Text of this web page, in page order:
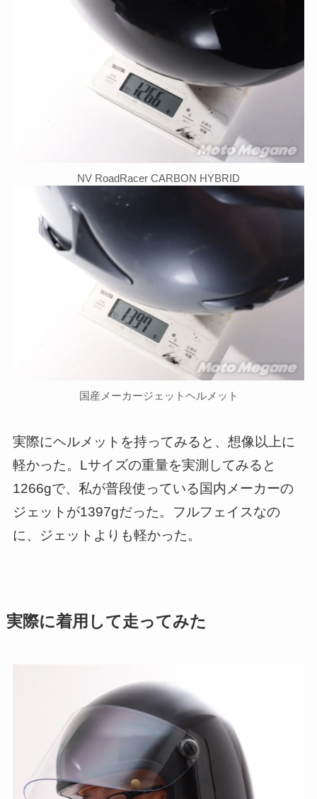
NV RoadRacer CARBON HYBRID
国産メーカージェットヘルメット
実際にヘルメットを持ってみると、想像以上に
軽かった。Lサイズの重量を実測してみると
1266gで、私が普段使っている国内メーカーの
ジェットが1397gだった。フルフェイスなの
に、ジェットよりも軽かった。
実際に着用して走ってみた